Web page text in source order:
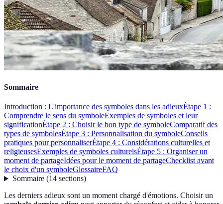
Sommaire
Introduction : L'importance des symboles dans les adieuxÉtape 1 :
Comprendre le sens du symboleExemples de symboles et leur
significationÉtape 2 : Choisir le bon type de symboleComparatif des
types de symbolesÉtape 3 : Personnalisation du symboleConseils
pratiques pour personnaliserÉtape 4 : Considérations culturelles et
religieusesExemples de symboles culturelsÉtape 5 : Organiser un
moment de partageIdées pour le moment de partageChecklist avant
le choix d'un symboleGlossaireFAQ
Sommaire(14 sections)
Les derniers adieux sont un moment chargé d'émotions. Choisir un